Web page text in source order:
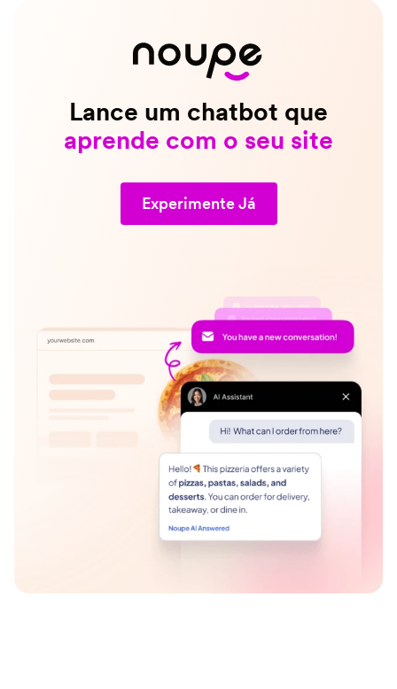
Lance um chatbot que
aprende com o seu site
Experimente Já